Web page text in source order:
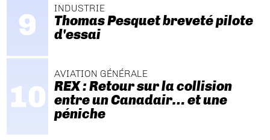
INDUSTRIE
Thomas Pesquet breveté pilote
d'essai
AVIATION GÉNÉRALE
REX : Retour sur la collision
entre un Canadair… et une
péniche